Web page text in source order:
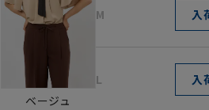
ベージュ
M 入
L 入